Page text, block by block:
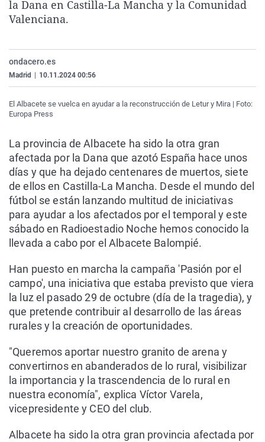
La rosa de los vientos
Como el perro y el
Caso
Equipo de
Extremadura
La Rioja
Virales
Elecciones
la Dana en Castilla-La Mancha y la Comunidad
Valenciana.
ondacero.es
Madrid 10.11.2024 00:56
El Albacete se vuelca en ayudar a la reconstrucción de Letur y Mira | Foto:
Europa Press
La provincia de Albacete ha sido la otra gran
afectada por la Dana que azotó España hace unos
días y que ha dejado centenares de muertos, siete
de ellos en Castilla-La Mancha. Desde el mundo del
fútbol se están lanzando multitud de iniciativas
para ayudar a los afectados por el temporal y este
sábado en Radioestadio Noche hemos conocido la
llevada a cabo por el Albacete Balompié.
Han puesto en marcha la campaña 'Pasión por el
campo', una iniciativa que estaba previsto que viera
la luz el pasado 29 de octubre (día de la tragedia), y
que pretende contribuir al desarrollo de las áreas
rurales y la creación de oportunidades.
"Queremos aportar nuestro granito de arena y
convertirnos en abanderados de lo rural, visibilizar
la importancia y la trascendencia de lo rural en
nuestra economía", explica Víctor Varela,
vicepresidente y CEO del club.
Albacete ha sido la otra gran provincia afectada por